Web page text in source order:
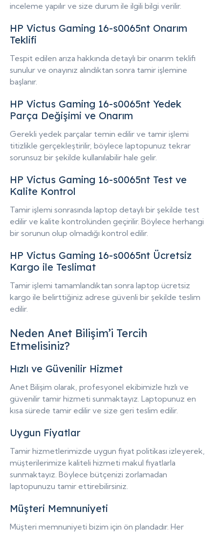
inceleme yapılır ve size durum ile ilgili bilgi verilir.
HP Victus Gaming 16-s0065nt Onarım
Teklifi
Tespit edilen arıza hakkında detaylı bir onarım teklifi
sunulur ve onayınız alındıktan sonra tamir işlemine
başlanır.
HP Victus Gaming 16-s0065nt Yedek
Parça Değişimi ve Onarım
Gerekli yedek parçalar temin edilir ve tamir işlemi
titizlikle gerçekleştirilir, böylece laptopunuz tekrar
sorunsuz bir şekilde kullanılabilir hale gelir.
HP Victus Gaming 16-s0065nt Test ve
Kalite Kontrol
Tamir işlemi sonrasında laptop detaylı bir şekilde test
edilir ve kalite kontrolünden geçirilir. Böylece herhangi
bir sorunun olup olmadığı kontrol edilir.
HP Victus Gaming 16-s0065nt Ücretsiz
Kargo ile Teslimat
Tamir işlemi tamamlandıktan sonra laptop ücretsiz
kargo ile belirttiğiniz adrese güvenli bir şekilde teslim
edilir.
Neden Anet Bilişim’i Tercih
Etmelisiniz?
Hızlı ve Güvenilir Hizmet
Anet Bilişim olarak, profesyonel ekibimizle hızlı ve
güvenilir tamir hizmeti sunmaktayız. Laptopunuz en
kısa sürede tamir edilir ve size geri teslim edilir.
Uygun Fiyatlar
Tamir hizmetlerimizde uygun fiyat politikası izleyerek,
müşterilerimize kaliteli hizmeti makul fiyatlarla
sunmaktayız. Böylece bütçenizi zorlamadan
laptopunuzu tamir ettirebilirsiniz.
Müşteri Memnuniyeti
Müşteri memnuniyeti bizim için ön plandadır. Her